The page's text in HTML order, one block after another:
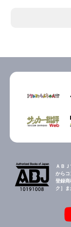
ＡＢ
からコ
登録
ク］